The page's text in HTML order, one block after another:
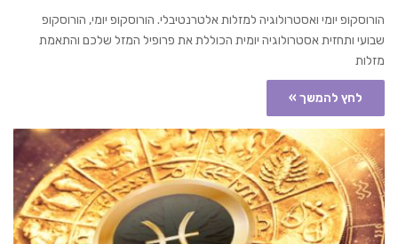
הורוסקופ יומי ואסטרולוגיה למזלות אלטרנטיבלי. הורוסקופ יומי, הורוסקופ
שבועי ותחזית אסטרולוגיה יומית הכוללת את פרופיל המזל שלכם והתאמת
מזלות
לחץ להמשך »